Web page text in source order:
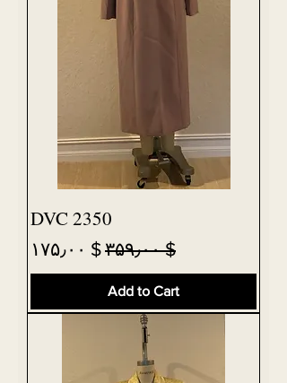
DVC 2350
Regular Price
$ ۳۵۹٫۰۰ Sale Price
$ ۱۷۵٫۰۰
Add to Cart